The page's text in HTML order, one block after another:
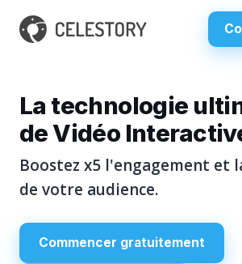
La technologie
de Vidéo
Boostez x5 l'engagement et
de votre audience.
Commencer gratuitement